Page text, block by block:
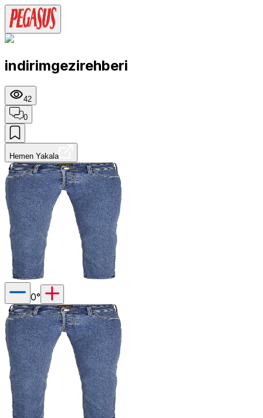
indirimgezirehberi
42
0
Hemen Yakala
0°